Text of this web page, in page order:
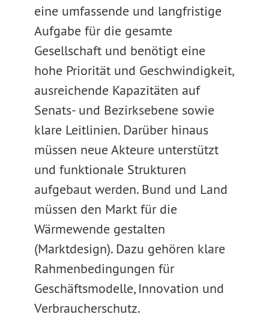
eine umfassende und langfristige
Aufgabe für die gesamte
Gesellschaft und benötigt eine
hohe Priorität und Geschwindigkeit,
ausreichende Kapazitäten auf
Senats- und Bezirksebene sowie
klare Leitlinien. Darüber hinaus
müssen neue Akteure unterstützt
und funktionale Strukturen
aufgebaut werden. Bund und Land
müssen den Markt für die
Wärmewende gestalten
(Marktdesign). Dazu gehören klare
Rahmenbedingungen für
Geschäftsmodelle, Innovation und
Verbraucherschutz.